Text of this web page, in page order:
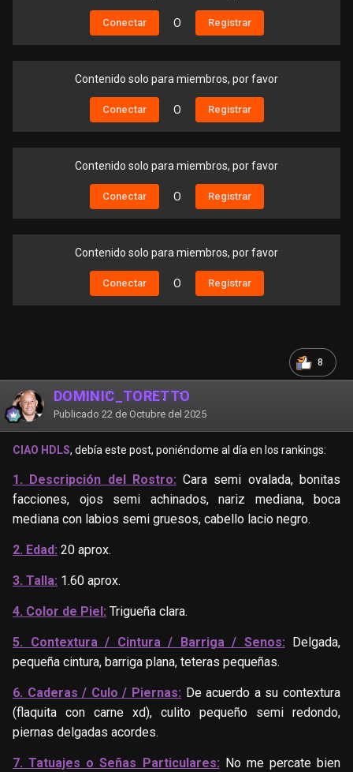
Conectar O Registrar
Contenido solo para miembros, por favor
Conectar O Registrar
Contenido solo para miembros, por favor
Conectar O Registrar
Contenido solo para miembros, por favor
Conectar O Registrar
8
DOMINIC_TORETTO
Publicado 22 de Octubre del 2025
CIAO HDLS, debía este post, poniéndome al día en los rankings:
1. Descripción del Rostro: Cara semi ovalada, bonitas
facciones, ojos semi achinados, nariz mediana, boca
mediana con labios semi gruesos, cabello lacio negro.
2. Edad: 20 aprox.
3. Talla: 1.60 aprox.
4. Color de Piel: Trigueña clara.
5. Contextura / Cintura / Barriga / Senos: Delgada,
pequeña cintura, barriga plana, teteras pequeñas.
6. Caderas / Culo / Piernas: De acuerdo a su contextura
(flaquita con carne xd), culito pequeño semi redondo,
piernas delgadas acordes.
7. Tatuajes o Señas Particulares: No me percate bien